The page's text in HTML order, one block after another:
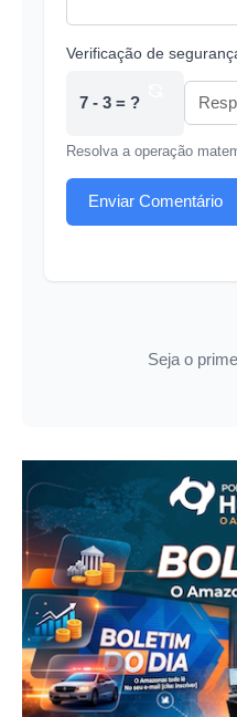
Verificação de
7 - 3 = ?
Resolva a operação
Enviar Comentário
Seja o